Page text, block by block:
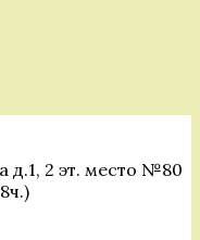
д.1, 2 эт. место №80